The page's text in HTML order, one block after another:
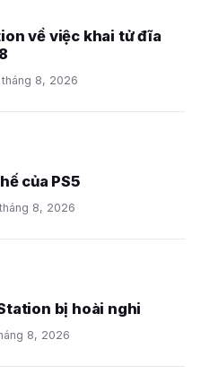
về việc khai tử đĩa
tháng 8, 2026
của PS5
8, 2026
bị hoài nghi
8, 2026